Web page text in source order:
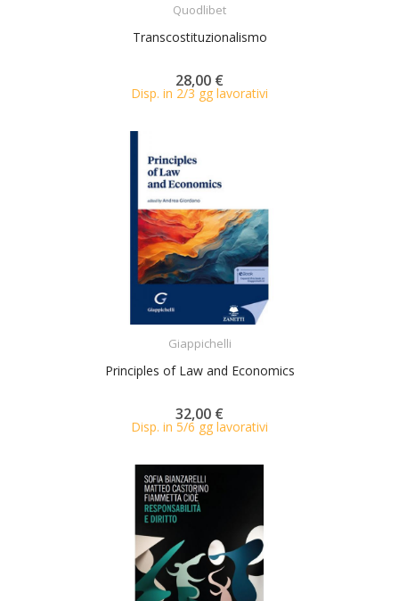
Quodlibet
Transcostituzionalismo
28,00 €
Disp. in 2/3 gg lavorativi
Giappichelli
Principles of Law and Economics
32,00 €
Disp. in 5/6 gg lavorativi